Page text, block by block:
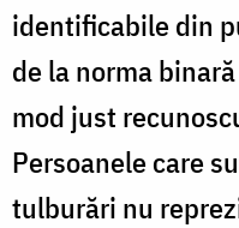
identificabile din
de la norma
mod just
Persoanele care
tulburări nu